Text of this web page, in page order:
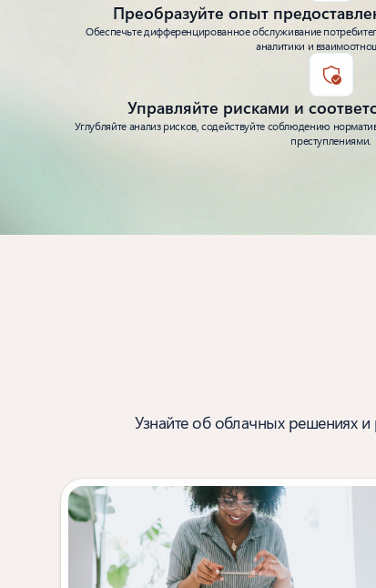
Преобразуйте опыт
Обеспечьте дифференцированное обслуживание
аналитики и
Управляйте рисками и
Углубляйте анализ рисков, содействуйте соблюдению
преступлениями.
Узнайте об облачных решениях и